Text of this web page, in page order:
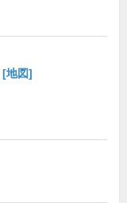
[地図]